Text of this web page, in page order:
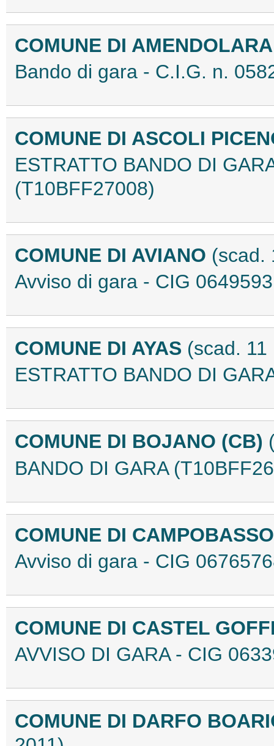
COMUNE DI
Bando di gara - C.I.G. n.
COMUNE DI ASCOLI
ESTRATTO BANDO DI
(T10BFF27008)
COMUNE DI AVIANO (scad.
Avviso di gara - CIG
COMUNE DI AYAS (scad.
ESTRATTO BANDO DI
COMUNE DI BOJANO (CB)
BANDO DI GARA
COMUNE DI
Avviso di gara - CIG
COMUNE DI CASTEL
AVVISO DI GARA - CIG
COMUNE DI DARFO